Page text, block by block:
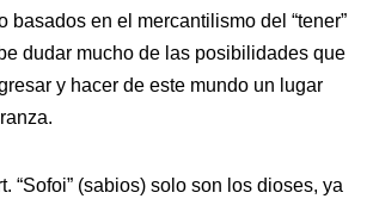
basados en el mercantilismo del “tener”
dudar mucho de las posibilidades que
y hacer de este mundo un lugar
“Sofoi” (sabios) solo son los dioses, ya